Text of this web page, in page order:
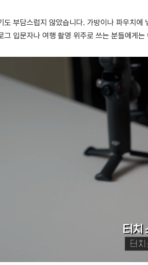
도 부담스럽지 않았습니다. 가방이나 파우치
그 입문자나 여행 촬영 위주로 쓰는 분들에게